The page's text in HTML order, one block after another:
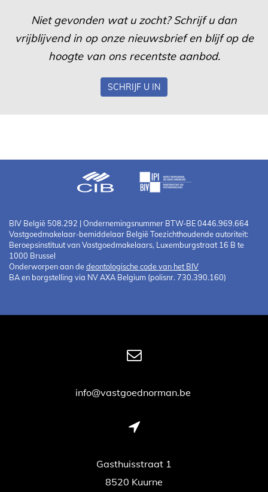
Niet gevonden wat u zocht? Schrijf u dan
vrijblijvend in op onze nieuwsbrief en blijf op de
hoogte van ons recentste aanbod.
SCHRIJF U IN
BIV België 508.292 | Ondernemingsnummer BTW-BE 0446.969.664
Vastgoedmakelaar-bemiddelaar België Toezichthoudende autoriteit:
Beroepsinstituut van Vastgoedmakelaars, Luxemburgstraat 16 B te
1000 Brussel
Onderworpen aan dedeontologische code van het BIV
BA en borgstelling via NV AXA Belgium (polisnr. 730.390.160)
info@vastgoednorman.be
Gasthuisstraat 1
8520 Kuurne